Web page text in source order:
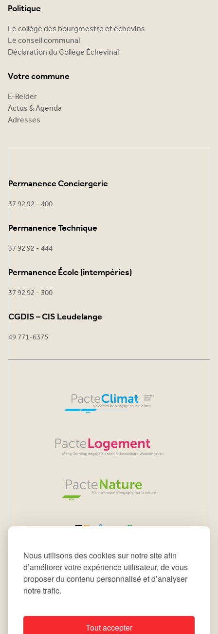
Nous utilisons des cookies sur notre site afin
d’améliorer votre expérience utilisateur, de vous
proposer du contenu personnalisé et d’analyser
notre trafic.
Tout accepter
Politique
Le collège des bourgmestre et échevins
Le conseil communal
Déclaration du Collège Échevinal
Votre commune
E-Reider
Actus & Agenda
Adresses
Permanence Conciergerie
37 92 92 - 400
Permanence Technique
37 92 92 - 444
Permanence École (intempéries)
37 92 92 - 300
CGDIS – CIS Leudelange
49 771-6375